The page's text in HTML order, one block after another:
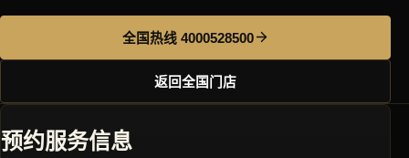
全国热线 4000528500
返回全国门店
预约服务信息